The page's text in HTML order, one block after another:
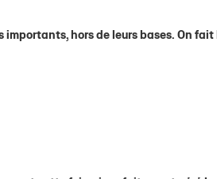
importants, hors de leurs bases. On